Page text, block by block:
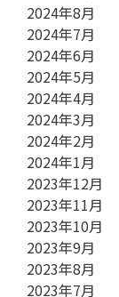
2024年8月
2024年7月
2024年6月
2024年5月
2024年4月
2024年3月
2024年2月
2024年1月
2023年12月
2023年11月
2023年10月
2023年9月
2023年8月
2023年7月